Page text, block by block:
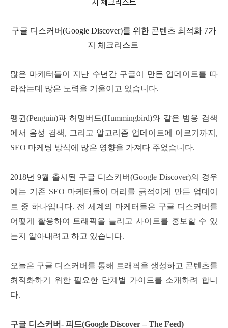
구글 디스커버(Google Discover)를 위한 콘텐츠 최적화 7가
지 체크리스트
많은 마케터들이 지난 수년간 구글이 만든 업데이트를 따
라잡는데 많은 노력을 기울이고 있습니다.
펭귄(Penguin)과 허밍버드(Hummingbird)와 같은 범용 검색
에서 음성 검색, 그리고 알고리즘 업데이트에 이르기까지,
SEO 마케팅 방식에 많은 영향을 가져다 주었습니다.
2018년 9월 출시된 구글 디스커버(Google Discover)의 경우
에는 기존 SEO 마케터들이 머리를 긁적이게 만든 업데이
트 중 하나입니다. 전 세계의 마케터들은 구글 디스커버를
어떻게 활용하여 트래픽을 늘리고 사이트를 홍보할 수 있
는지 알아내려고 하고 있습니다.
오늘은 구글 디스커버를 통해 트래픽을 생성하고 콘텐츠를
최적화하기 위한 필요한 단계별 가이드를 소개하려 합니
다.
구글 디스커버- 피드(Google Discover – The Feed)